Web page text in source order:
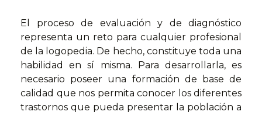
El proceso de evaluación y de diagnóstico
representa un reto para cualquier profesional
de la logopedia. De hecho, constituye toda una
habilidad en sí misma. Para desarrollarla, es
necesario poseer una formación de base de
calidad que nos permita conocer los diferentes
trastornos que pueda presentar la población a